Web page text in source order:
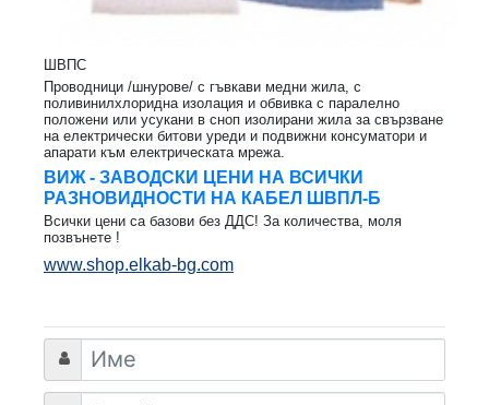
ШВПС
Проводници /шнурове/ с гъвкави медни жила, с
поливинилхлоридна изолация и обвивка с паралелно
положени или усукани в сноп изолирани жила за свързване
на електрически битови уреди и подвижни консуматори и
апарати към електрическата мрежа.
ВИЖ - ЗАВОДСКИ ЦЕНИ НА ВСИЧКИ
РАЗНОВИДНОСТИ НА КАБЕЛ ШВПЛ-Б
Всички цени са базови без ДДС! За количества, моля
позвънете !
www.shop.elkab-bg.com